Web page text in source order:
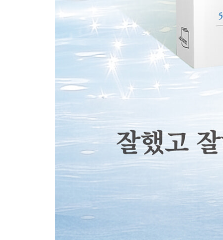
미안하다고 말할 수 있는 순간 223
고장 나고 싶은 날 224
삶의 불가항력 226
잠이 오지 않는 밤 228
만남이 유독 깊은 사람들 230
가장 어둡기에 가장 다정해질 수 있는 용기를 지닌
마음의 증명 234
후회되는 것 236
마음의 허기 238
목격자가 나 하나뿐인 이야기 240
아무도 나를 궁금해하지 않는 것 같은 날 242
바쁜 세상 속에서 느끼는 부정의 순간들 248
아물지 않고 지나가지도 않겠지만 252
누군가의 빛이자 바다인 당신에게 254
감히 확신하건대, 분명 잘하고 있습니다